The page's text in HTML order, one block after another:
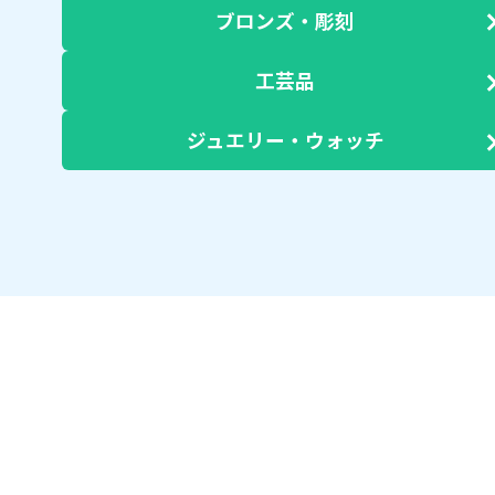
ブロンズ・彫刻
工芸品
ジュエリー・ウォッチ